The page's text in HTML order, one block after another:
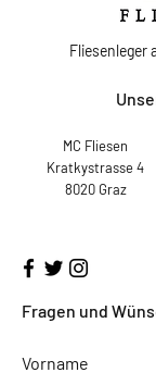
Fliesenleger
MC Fliesen
Kratkystrasse 4
8020 Graz
Fragen und
Vorname